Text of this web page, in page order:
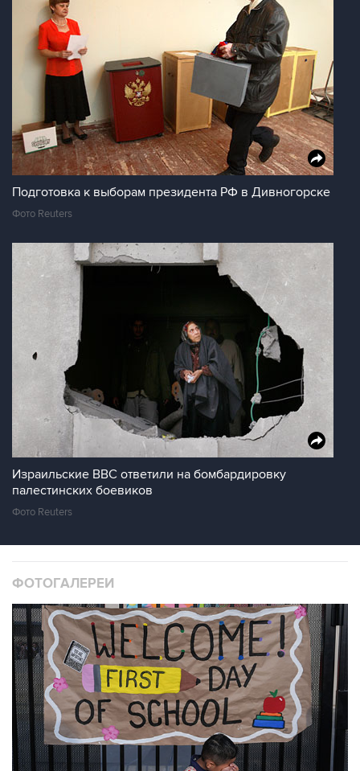
Подготовка к выборам президента РФ в Дивногорске
Фото Reuters
Израильские ВВС ответили на бомбардировку
палестинских боевиков
Фото Reuters
ФОТОГАЛЕРЕИ